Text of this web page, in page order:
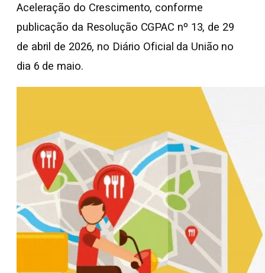
Aceleração do Crescimento, conforme
publicação da Resolução CGPAC nº 13, de 29
de abril de 2026, no Diário Oficial da União no
dia 6 de maio.